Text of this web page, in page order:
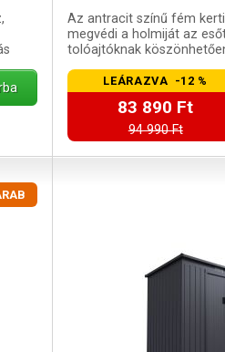
Az antracit színű fém
megvédi a holmiját az
tolóajtóknak
LEÁRAZVA -12 %
83 890 Ft
94 990 Ft